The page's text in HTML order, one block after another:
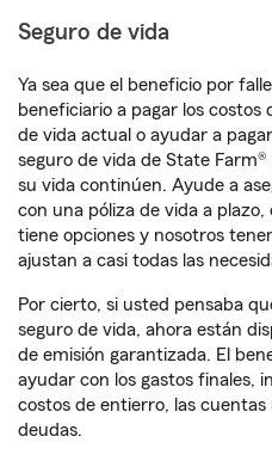
Seguro de vida
Ya sea que el beneficio por
beneficiario a pagar los costos
de vida actual o ayudar a
seguro de vida de State
su vida continúen. Ayude a
con una póliza de vida a
tiene opciones y nosotros
ajustan a casi todas las
Por cierto, si usted pensaba
seguro de vida, ahora están
de emisión garantizada. El
ayudar con los gastos finales,
costos de entierro, las
deudas.